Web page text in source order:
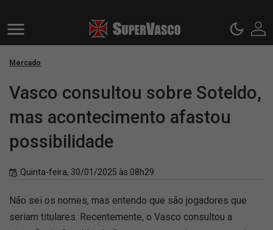
Mercado
Vasco consultou sobre Soteldo,
mas acontecimento afastou
possibilidade
Quinta-feira, 30/01/2025 às 08h29
Não sei os nomes, mas entendo que são jogadores que
seriam titulares. Recentemente, o Vasco consultou a